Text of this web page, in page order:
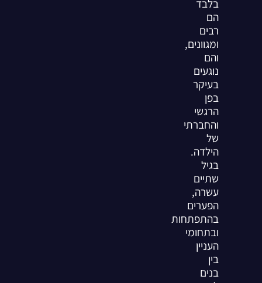
בלבד
הם
רבים
ומגוונים,
והם
נוגעים
בעיקר
בפן
הרגשי
והחברתי
של
הילדה.
בגיל
שתיים
עשרה,
הפערים
בהתפתחות
ובתחומי
העניין
בין
בנים